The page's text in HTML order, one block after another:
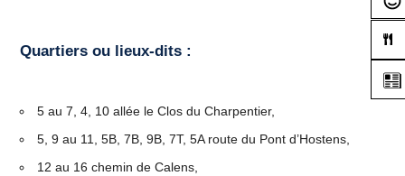
Quartiers ou lieux-dits :
5 au 7, 4, 10 allée le Clos du Charpentier,
5, 9 au 11, 5B, 7B, 9B, 7T, 5A route du Pont d’Hostens,
12 au 16 chemin de Calens,